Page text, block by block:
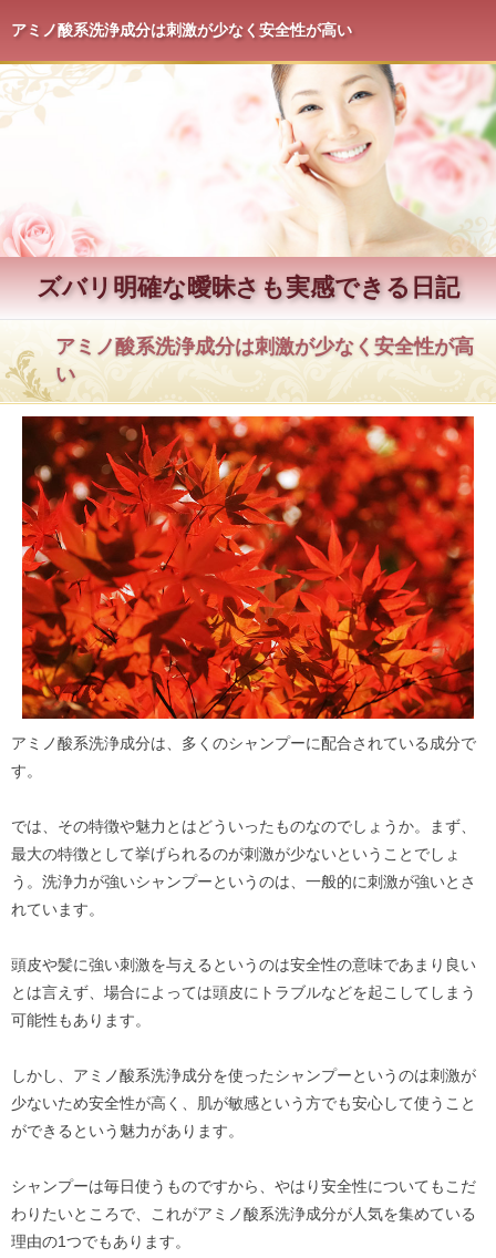
アミノ酸系洗浄成分は刺激が少なく安全性が高い
ズバリ明確な曖昧さも実感できる日記
アミノ酸系洗浄成分は刺激が少なく安全性が高
い
アミノ酸系洗浄成分は、多くのシャンプーに配合されている成分で
す。
では、その特徴や魅力とはどういったものなのでしょうか。まず、
最大の特徴として挙げられるのが刺激が少ないということでしょ
う。洗浄力が強いシャンプーというのは、一般的に刺激が強いとさ
れています。
頭皮や髪に強い刺激を与えるというのは安全性の意味であまり良い
とは言えず、場合によっては頭皮にトラブルなどを起こしてしまう
可能性もあります。
しかし、アミノ酸系洗浄成分を使ったシャンプーというのは刺激が
少ないため安全性が高く、肌が敏感という方でも安心して使うこと
ができるという魅力があります。
シャンプーは毎日使うものですから、やはり安全性についてもこだ
わりたいところで、これがアミノ酸系洗浄成分が人気を集めている
理由の1つでもあります。